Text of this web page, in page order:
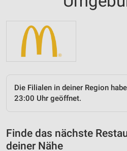
Die Filialen in deiner Region
23:00 Uhr geöffnet.
Finde das nächste
deiner Nähe